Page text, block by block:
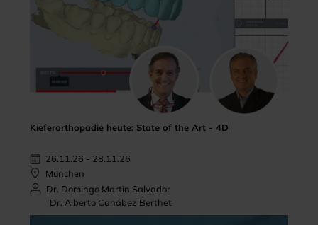
Kieferorthopädie heute: State of the Art - 4D
26.11.26 - 28.11.26
München
Dr. Domingo Martin Salvador
Dr. Alberto Canábez Berthet